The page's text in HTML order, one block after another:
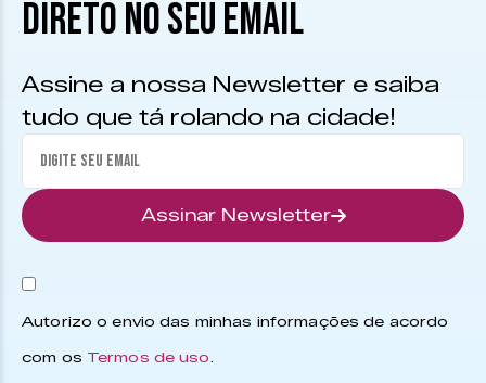
DIRETO NO SEU EMAIL
Assine a nossa Newsletter e saiba
tudo que tá rolando na cidade!
Assinar Newsletter
Autorizo o envio das minhas informações de acordo
com os Termos de uso.